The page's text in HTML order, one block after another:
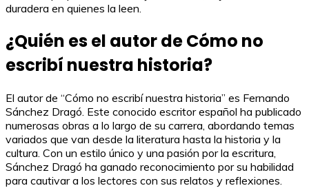
duradera en quienes la leen.
¿Quién es el autor de Cómo no
escribí nuestra historia?
El autor de “Cómo no escribí nuestra historia” es Fernando
Sánchez Dragó. Este conocido escritor español ha publicado
numerosas obras a lo largo de su carrera, abordando temas
variados que van desde la literatura hasta la historia y la
cultura. Con un estilo único y una pasión por la escritura,
Sánchez Dragó ha ganado reconocimiento por su habilidad
para cautivar a los lectores con sus relatos y reflexiones.